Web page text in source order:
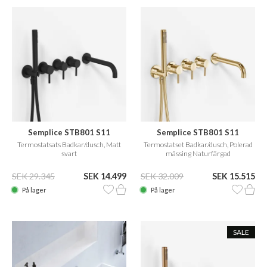
Semplice STB801 S11
Termostatsats Badkar/dusch, Matt
svart
SEK 29.345 SEK 14.499
På lager
Semplice STB801 S11
Termostatset Badkar/dusch, Polerad
mässing Naturfärgad
SEK 32.009 SEK 15.515
På lager
SALE